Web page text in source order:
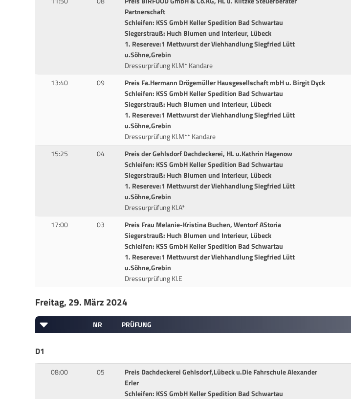
Partnerschaft
Schleifen: KSS GmbH Keller Spedition Bad Schwartau
Siegerstrauß: Huch Blumen und Interieur, Lübeck
1. Resereve:1 Mettwurst der Viehhandlung Siegfried Lütt
u.Söhne,Grebin
Dressurprüfung Kl.M* Kandare
13:40 09
Preis Fa.Hermann Drögemüller Hausgesellschaft mbH u. Birgit Dyck
Schleifen: KSS GmbH Keller Spedition Bad Schwartau
Siegerstrauß: Huch Blumen und Interieur, Lübeck
1. Resereve:1 Mettwurst der Viehhandlung Siegfried Lütt
u.Söhne,Grebin
Dressurprüfung Kl.M** Kandare
15:25 04
Preis der Gehlsdorf Dachdeckerei, HL u.Kathrin Hagenow
Schleifen: KSS GmbH Keller Spedition Bad Schwartau
Siegerstrauß: Huch Blumen und Interieur, Lübeck
1. Resereve:1 Mettwurst der Viehhandlung Siegfried Lütt
u.Söhne,Grebin
Dressurprüfung Kl.A*
17:00 03
Preis Frau Melanie-Kristina Buchen, Wentorf AStoria
Siegerstrauß: Huch Blumen und Interieur, Lübeck
Schleifen: KSS GmbH Keller Spedition Bad Schwartau
1. Resereve:1 Mettwurst der Viehhandlung Siegfried Lütt
u.Söhne,Grebin
Dressurprüfung Kl.E
Freitag, 29. März 2024
NR PRÜFUNG
D1
08:00 05
Preis Dachdeckerei Gehlsdorf,Lübeck u.Die Fahrschule Alexander
Erler
Schleifen: KSS GmbH Keller Spedition Bad Schwartau